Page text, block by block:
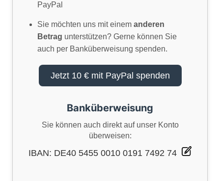
PayPal
Sie möchten uns mit einem anderen
Betrag unterstützen? Gerne können Sie
auch per Banküberweisung spenden.
Jetzt 10 € mit PayPal spenden
Banküberweisung
Sie können auch direkt auf unser Konto
überweisen:
IBAN: DE40 5455 0010 0191 7492 74